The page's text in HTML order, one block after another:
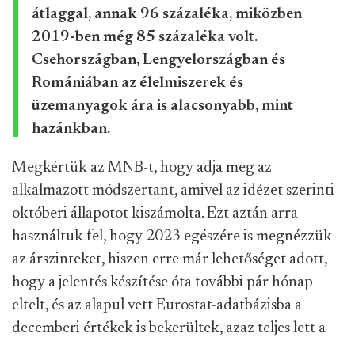
átlaggal, annak 96 százaléka, miközben
2019-ben még 85 százaléka volt.
Csehországban, Lengyelországban és
Romániában az élelmiszerek és
üzemanyagok ára is alacsonyabb, mint
hazánkban.
Megkértük az MNB-t, hogy adja meg az
alkalmazott módszertant, amivel az idézet szerinti
októberi állapotot kiszámolta. Ezt aztán arra
használtuk fel, hogy 2023 egészére is megnézzük
az árszinteket, hiszen erre már lehetőséget adott,
hogy a jelentés készítése óta további pár hónap
eltelt, és az alapul vett Eurostat-adatbázisba a
decemberi értékek is bekerültek, azaz teljes lett a